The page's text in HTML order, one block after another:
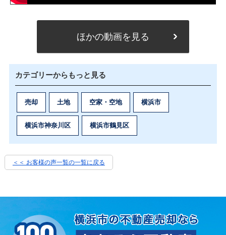
ほかの動画を見る
カテゴリーからもっと見る
売却 土地 空家・空地 横浜市
横浜市神奈川区 横浜市鶴見区
＜＜ お客様の声一覧の一覧に戻る